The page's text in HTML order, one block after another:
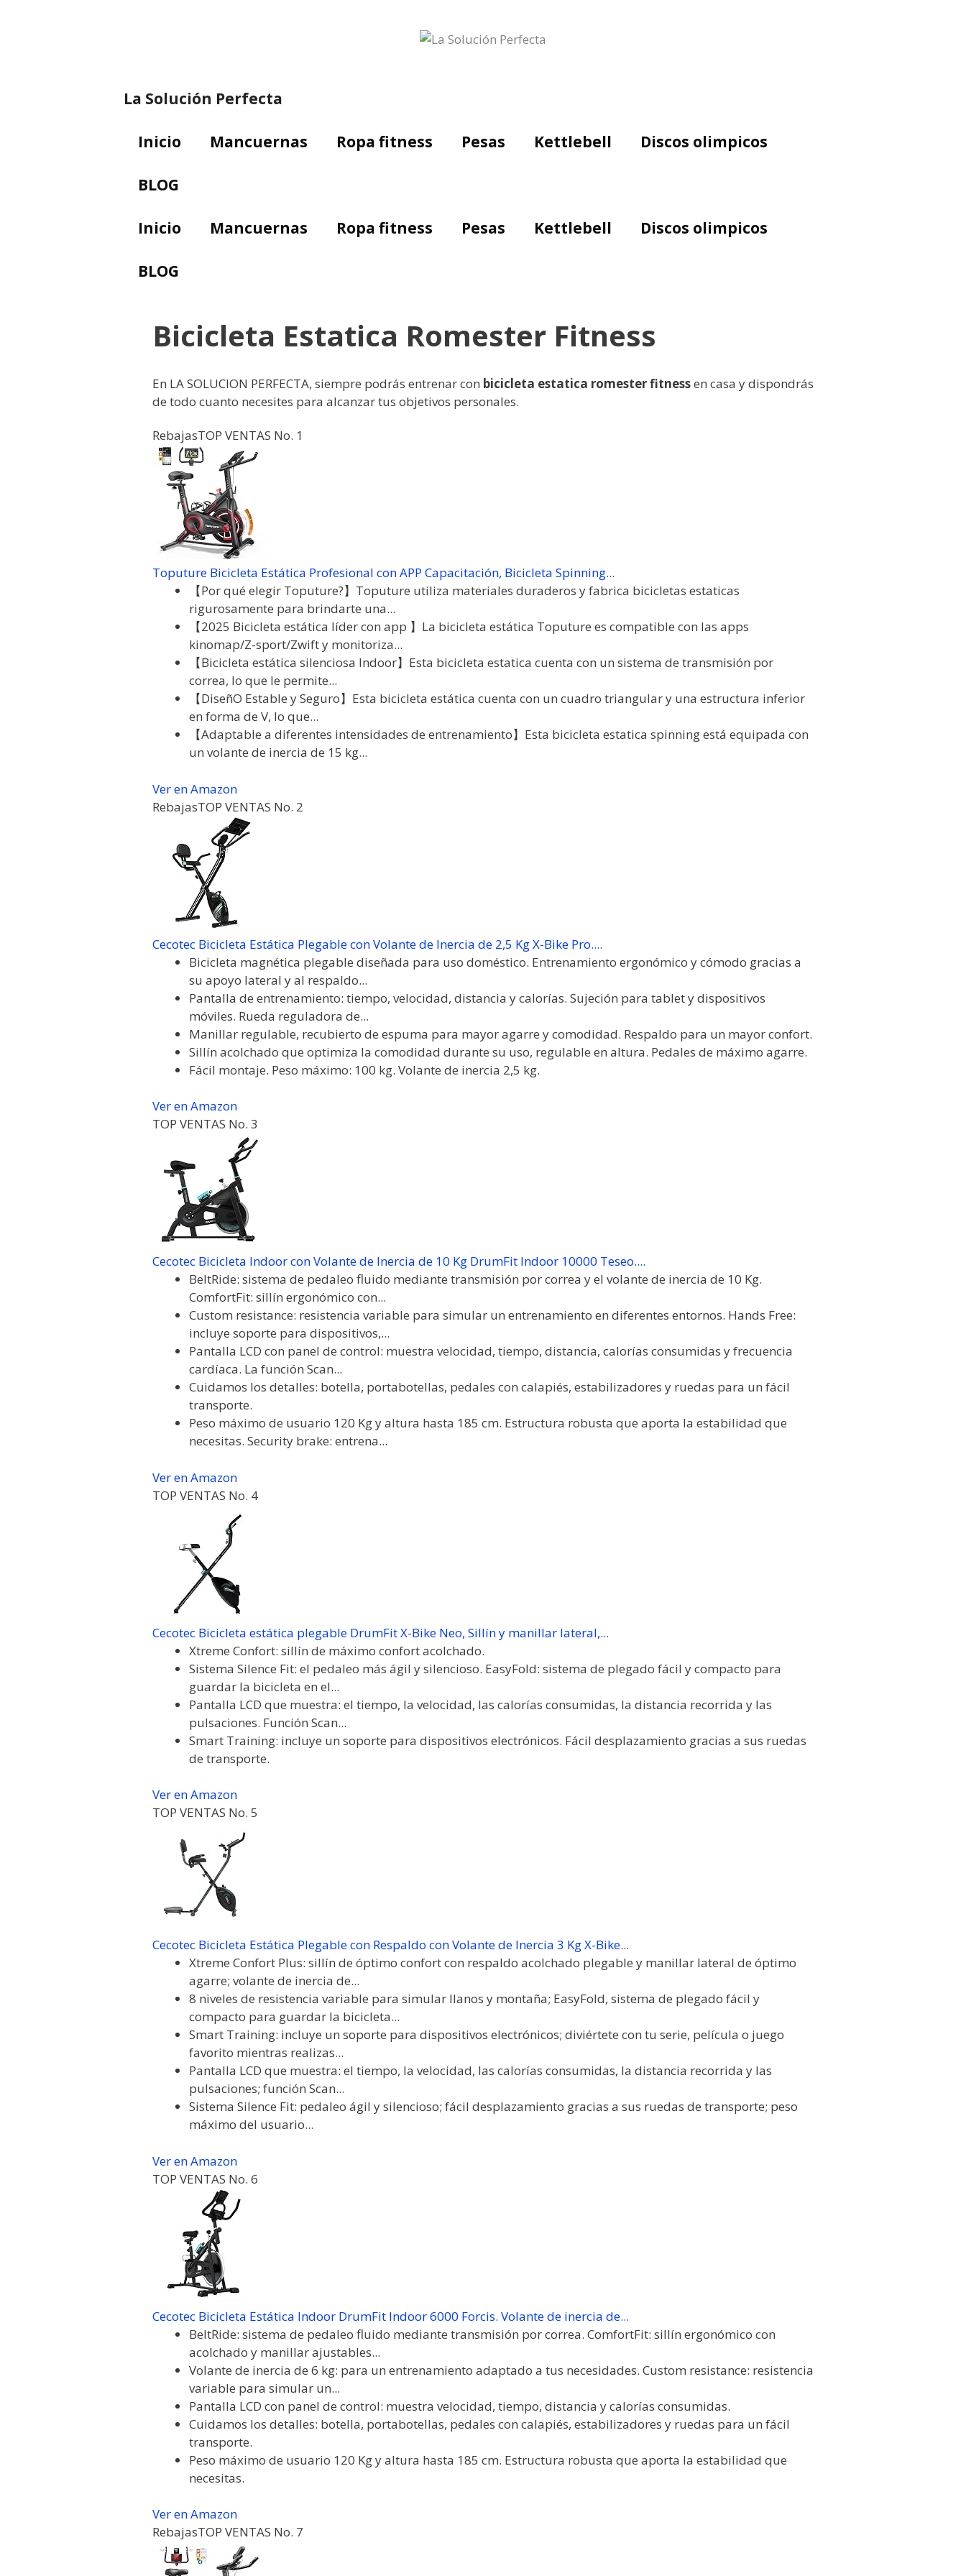
La Solución Perfecta
Inicio Mancuernas Ropa fitness Pesas Kettlebell Discos olimpicos
BLOG
Inicio Mancuernas Ropa fitness Pesas Kettlebell Discos olimpicos
BLOG
Bicicleta Estatica Romester Fitness
En LA SOLUCION PERFECTA, siempre podrás entrenar con bicicleta estatica romester fitnessen casa y dispondrás
de todo cuanto necesites para alcanzar tus objetivos personales.
RebajasTOP VENTAS No. 1
Toputure Bicicleta Estática Profesional con APP Capacitación, Bicicleta Spinning...
【Por qué elegir Toputure?】Toputure utiliza materiales duraderos y fabrica bicicletas estaticas
rigurosamente para brindarte una...
【2025 Bicicleta estática líder con app 】La bicicleta estática Toputure es compatible con las apps
kinomap/Z-sport/Zwift y monitoriza...
【Bicicleta estática silenciosa Indoor】Esta bicicleta estatica cuenta con un sistema de transmisión por
correa, lo que le permite...
【DiseñO Estable y Seguro】Esta bicicleta estática cuenta con un cuadro triangular y una estructura inferior
en forma de V, lo que...
【Adaptable a diferentes intensidades de entrenamiento】Esta bicicleta estatica spinning está equipada con
un volante de inercia de 15 kg...
Ver en Amazon
RebajasTOP VENTAS No. 2
Cecotec Bicicleta Estática Plegable con Volante de Inercia de 2,5 Kg X-Bike Pro....
Bicicleta magnética plegable diseñada para uso doméstico. Entrenamiento ergonómico y cómodo gracias a
su apoyo lateral y al respaldo...
Pantalla de entrenamiento: tiempo, velocidad, distancia y calorías. Sujeción para tablet y dispositivos
móviles. Rueda reguladora de...
Manillar regulable, recubierto de espuma para mayor agarre y comodidad. Respaldo para un mayor confort.
Sillín acolchado que optimiza la comodidad durante su uso, regulable en altura. Pedales de máximo agarre.
Fácil montaje. Peso máximo: 100 kg. Volante de inercia 2,5 kg.
Ver en Amazon
TOP VENTAS No. 3
Cecotec Bicicleta Indoor con Volante de Inercia de 10 Kg DrumFit Indoor 10000 Teseo....
BeltRide: sistema de pedaleo fluido mediante transmisión por correa y el volante de inercia de 10 Kg.
ComfortFit: sillín ergonómico con...
Custom resistance: resistencia variable para simular un entrenamiento en diferentes entornos. Hands Free:
incluye soporte para dispositivos,...
Pantalla LCD con panel de control: muestra velocidad, tiempo, distancia, calorías consumidas y frecuencia
cardíaca. La función Scan...
Cuidamos los detalles: botella, portabotellas, pedales con calapiés, estabilizadores y ruedas para un fácil
transporte.
Peso máximo de usuario 120 Kg y altura hasta 185 cm. Estructura robusta que aporta la estabilidad que
necesitas. Security brake: entrena...
Ver en Amazon
TOP VENTAS No. 4
Cecotec Bicicleta estática plegable DrumFit X-Bike Neo, Sillín y manillar lateral,...
Xtreme Confort: sillín de máximo confort acolchado.
Sistema Silence Fit: el pedaleo más ágil y silencioso. EasyFold: sistema de plegado fácil y compacto para
guardar la bicicleta en el...
Pantalla LCD que muestra: el tiempo, la velocidad, las calorías consumidas, la distancia recorrida y las
pulsaciones. Función Scan...
Smart Training: incluye un soporte para dispositivos electrónicos. Fácil desplazamiento gracias a sus ruedas
de transporte.
Ver en Amazon
TOP VENTAS No. 5
Cecotec Bicicleta Estática Plegable con Respaldo con Volante de Inercia 3 Kg X-Bike...
Xtreme Confort Plus: sillín de óptimo confort con respaldo acolchado plegable y manillar lateral de óptimo
agarre; volante de inercia de...
8 niveles de resistencia variable para simular llanos y montaña; EasyFold, sistema de plegado fácil y
compacto para guardar la bicicleta...
Smart Training: incluye un soporte para dispositivos electrónicos; diviértete con tu serie, película o juego
favorito mientras realizas...
Pantalla LCD que muestra: el tiempo, la velocidad, las calorías consumidas, la distancia recorrida y las
pulsaciones; función Scan...
Sistema Silence Fit: pedaleo ágil y silencioso; fácil desplazamiento gracias a sus ruedas de transporte; peso
máximo del usuario...
Ver en Amazon
TOP VENTAS No. 6
Cecotec Bicicleta Estática Indoor DrumFit Indoor 6000 Forcis. Volante de inercia de...
BeltRide: sistema de pedaleo fluido mediante transmisión por correa. ComfortFit: sillín ergonómico con
acolchado y manillar ajustables...
Volante de inercia de 6 kg: para un entrenamiento adaptado a tus necesidades. Custom resistance: resistencia
variable para simular un...
Pantalla LCD con panel de control: muestra velocidad, tiempo, distancia y calorías consumidas.
Cuidamos los detalles: botella, portabotellas, pedales con calapiés, estabilizadores y ruedas para un fácil
transporte.
Peso máximo de usuario 120 Kg y altura hasta 185 cm. Estructura robusta que aporta la estabilidad que
necesitas.
Ver en Amazon
RebajasTOP VENTAS No. 7